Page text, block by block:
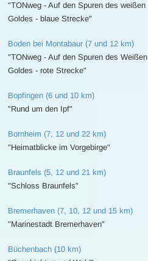
"TONweg - Auf den Spuren des weißen
Goldes - blaue Strecke"
Boden bei Montabaur (7 und 12 km)
"TONweg - Auf den Spuren des Weißen
Goldes - rote Strecke"
Bopfingen (6 und 10 km)
"Rund um den Ipf"
Bornheim (7, 12 und 22 km)
"Heimatblicke im Vorgebirge"
Braunfels (5, 12 und 21 km)
"Schloss Braunfels"
Bremerhaven (7, 10, 12 und 15 km)
"Marinestadt Bremerhaven"
Büchenbach (10 km)